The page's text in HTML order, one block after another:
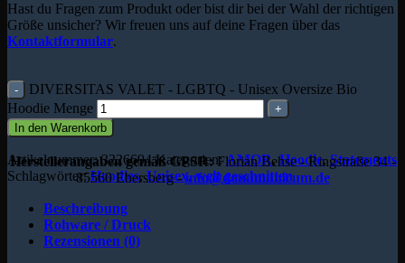
Hast du Fragen zum Produkt oder bist dir bei der Wahl der richtigen
Größe unsicher? Wir freuen uns auf deine Fragen über das
Kontaktformular.
DIVERSITAS VALET - LGBTQ - Unisex Oversize Bio
Hoodie Menge
In den Warenkorb
Artikelnummer:3226694 Kategorien:AMOR,Hoodie,Statements
Schlagwörter:Hoodies,Unisex,weit geschnitten
Herstellerangaben gemäß GPSR:Florian Behse - Ringstraße 34 -
85560 Ebersberg -info@donumunicum.de
Beschreibung
Rohware / Druck
Rezensionen (0)